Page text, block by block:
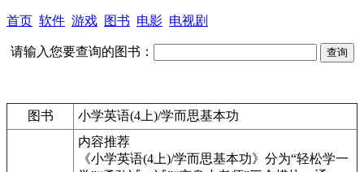
首页 软件 游戏 图书 电影 电视剧
请输入您要查询的图书：
图书 小学英语(4上)/学而思基本功
内容推荐
《小学英语(4上)/学而思基本功》分为“轻松学一